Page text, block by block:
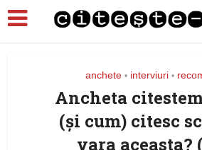
anchete • interviuri •
Ancheta
(şi cum) citesc
vara aceasta?